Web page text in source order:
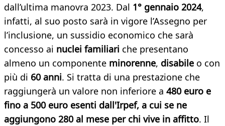
dall’ultima manovra 2023. Dal 1° gennaio 2024,
infatti, al suo posto sarà in vigore l’Assegno per
l’inclusione, un sussidio economico che sarà
concesso ai nuclei familiari che presentano
almeno un componente minorenne, disabile o con
più di 60 anni. Si tratta di una prestazione che
raggiungerà un valore non inferiore a 480 euro e
fino a 500 euro esenti dall'Irpef, a cui se ne
aggiungono 280 al mese per chi vive in affitto. Il